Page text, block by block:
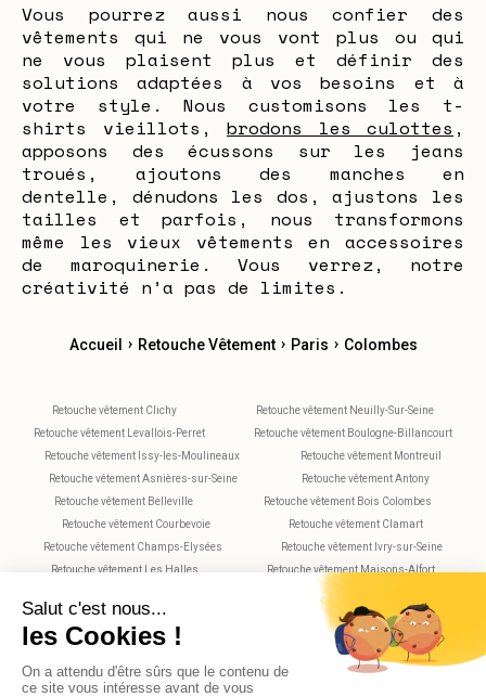
Vous pourrez aussi nous confier des
vêtements qui ne vous vont plus ou qui
ne vous plaisent plus et définir des
solutions adaptées à vos besoins et à
votre style. Nous customisons les t-
shirts vieillots, brodons les culottes ,
apposons des écussons sur les jeans
troués, ajoutons des manches en
dentelle, dénudons les dos, ajustons les
tailles et parfois, nous transformons
même les vieux vêtements en accessoires
de maroquinerie. Vous verrez, notre
créativité n’a pas de limites.
Accueil › Retouche Vêtement › Paris › Colombes
Retouche vêtement Clichy
Retouche vêtement Neuilly-Sur-Seine
Retouche vêtement Levallois-Perret
Retouche vêtement Boulogne-Billancourt
Retouche vêtement Issy-les-Moulineaux
Retouche vêtement Montreuil
Retouche vêtement Asnières-sur-Seine
Retouche vêtement Antony
Retouche vêtement Belleville
Retouche vêtement Bois Colombes
Retouche vêtement Courbevoie
Retouche vêtement Clamart
Retouche vêtement Champs-Elysées
Retouche vêtement Ivry-sur-Seine
Retouche vêtement Les Halles
Retouche vêtement Maisons-Alfort
Retouche vêtement Nanterre
Retouche vêtement Plaisance
Retouche vêtement Saint-Maur-des-Fossés
Retouche vêtement Rueil-Malmaison
Retouche vêtement Rochechouart
Retouche vêtement Villejuif
Retouche vêtement Versailles